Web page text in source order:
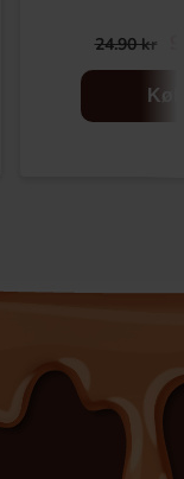
24.90 kr
Køb